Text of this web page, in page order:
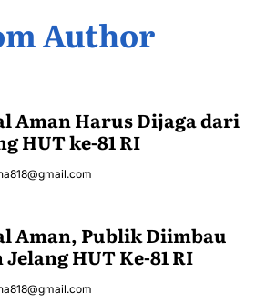
Author
Aman Harus Dijaga dari
HUT ke-81 RI
Aman, Publik Diimbau
HUT Ke-81 RI